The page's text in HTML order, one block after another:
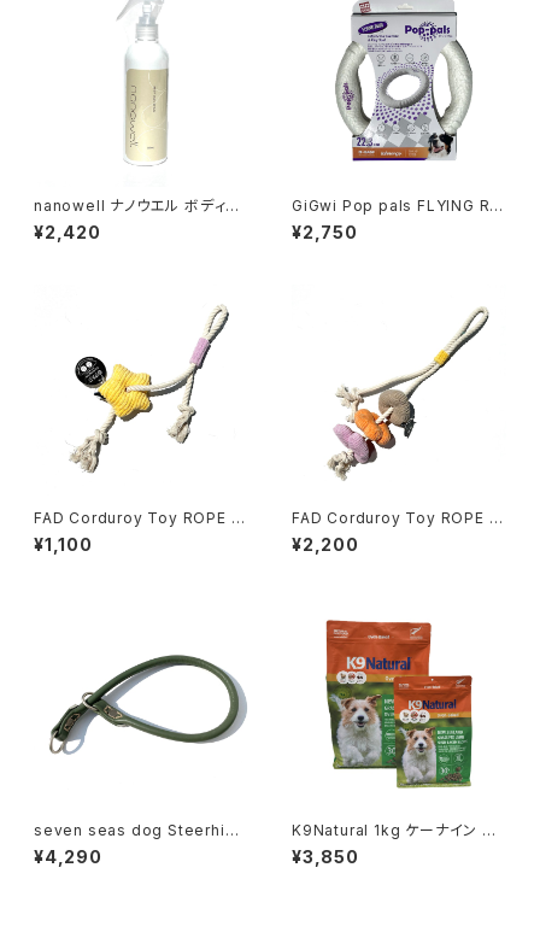
nanowell ナノウエル ボディー
ケアスプレー 300ml
¥2,420
GiGwi Pop pals FLYING RIN
G ギグウィ ポップパル フライ
ング リング
¥2,750
FAD Corduroy Toy ROPE S
TAR ファッド コーデュロイト
イ ロープ スター
¥1,100
FAD Corduroy Toy ROPE BI
RD ファッド コーデュロイトイ
ロープ バード
¥2,200
seven seas dog Steerhide
Choker セブンシーズドッグ
ステアハイド チョーカー 8-45
¥4,290
K9Natural 1kg ケーナイン グ
ラスフェッド ラム オーブン ベイ
クド レシピ
¥3,850